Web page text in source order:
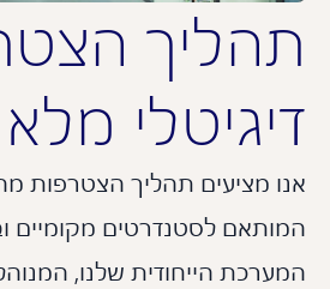
מלא
מציעים תהליך הצטרפות מהיר,
לסטנדרטים מקומיים ובין-
הייחודית שלנו, המנוהלת